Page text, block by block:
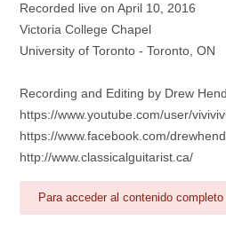
Recorded live on April 10, 2016
Victoria College Chapel
University of Toronto - Toronto, ON
Recording and Editing by Drew
https://www.youtube.com/user/
https://www.facebook.com/
http://www.classicalguitarist.ca/
Para acceder al contenido